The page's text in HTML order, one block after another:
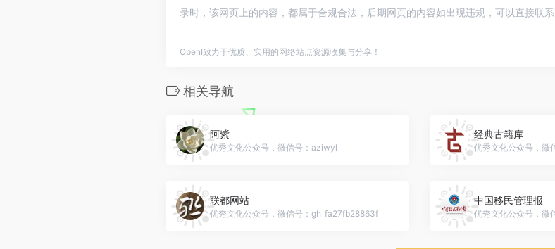
录时，该网页上的内容，都属于合规合法，后期网页的内容如出现违规，可以直接联
OpenI致力于优质、实用的网络站点资源收集与分享！
相关导航
阿紫
优秀文化公众号，微信号：aziwyl
经典古籍库
优秀文化公众号，微
联都网站
优秀文化公众号，微信号：gh_fa27fb28863f
中国移民管理报
优秀文化公众号，微